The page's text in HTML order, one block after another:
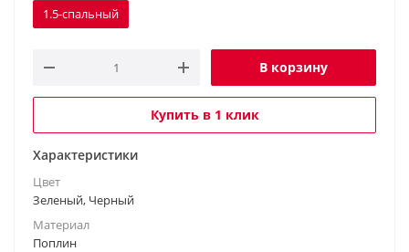
1.5-спальный
В корзину
Купить в 1 клик
Характеристики
Цвет
Зеленый, Черный
Материал
Поплин